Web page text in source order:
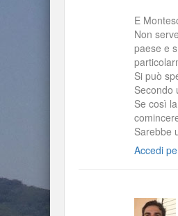
E
Non
paese e
Si può
Secondo
Se così
Sarebbe
Accedi